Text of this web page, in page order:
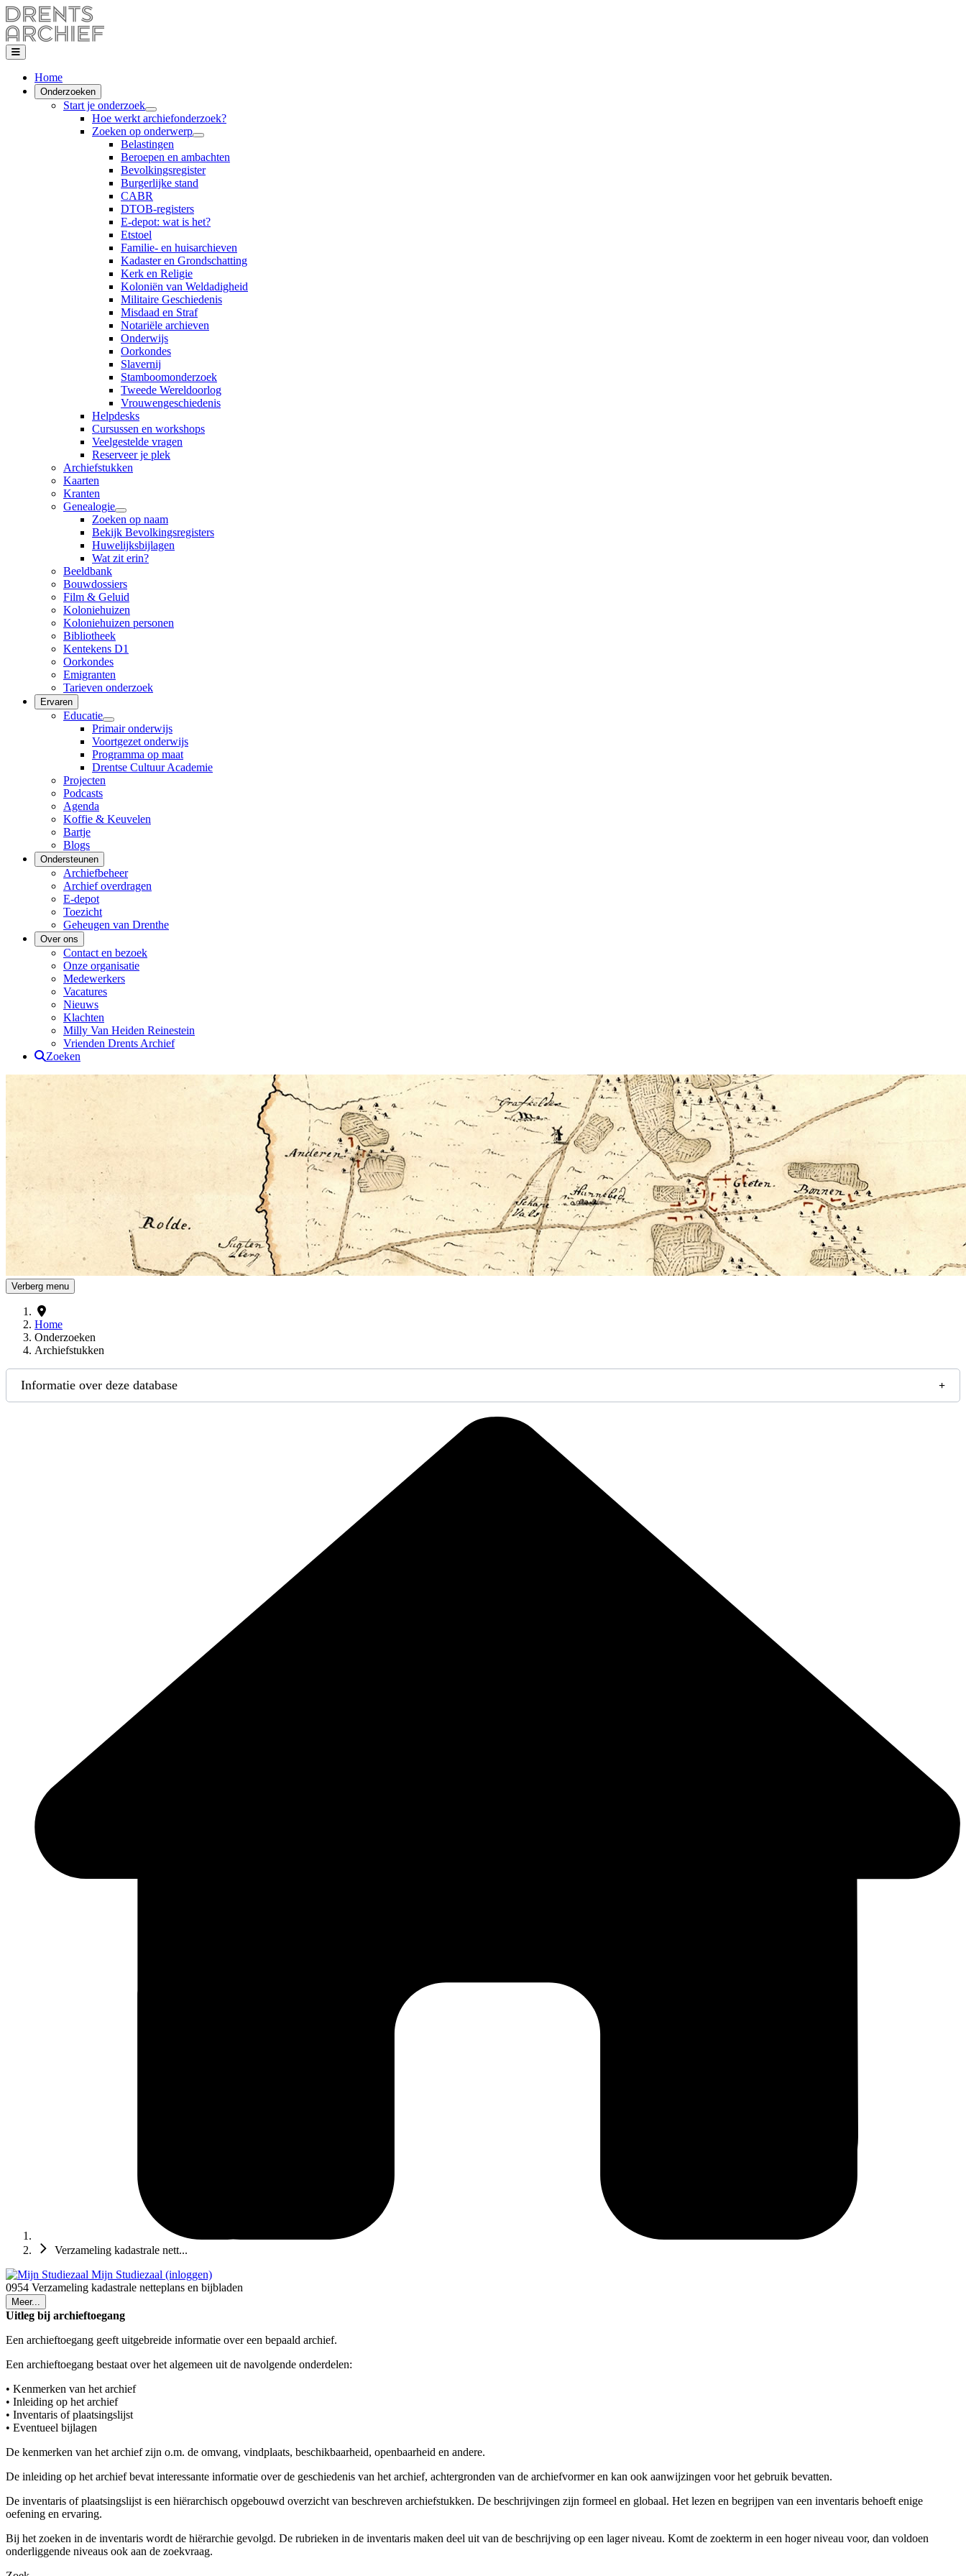
Home
Onderzoeken
Start je onderzoek
Hoe werkt archiefonderzoek?
Zoeken op onderwerp
Belastingen
Beroepen en ambachten
Bevolkingsregister
Burgerlijke stand
CABR
DTOB-registers
E-depot: wat is het?
Etstoel
Familie- en huisarchieven
Kadaster en Grondschatting
Kerk en Religie
Koloniën van Weldadigheid
Militaire Geschiedenis
Misdaad en Straf
Notariële archieven
Onderwijs
Oorkondes
Slavernij
Stamboomonderzoek
Tweede Wereldoorlog
Vrouwengeschiedenis
Helpdesks
Cursussen en workshops
Veelgestelde vragen
Reserveer je plek
Archiefstukken
Kaarten
Kranten
Genealogie
Zoeken op naam
Bekijk Bevolkingsregisters
Huwelijksbijlagen
Wat zit erin?
Beeldbank
Bouwdossiers
Film & Geluid
Koloniehuizen
Koloniehuizen personen
Bibliotheek
Kentekens D1
Oorkondes
Emigranten
Tarieven onderzoek
Ervaren
Educatie
Primair onderwijs
Voortgezet onderwijs
Programma op maat
Drentse Cultuur Academie
Projecten
Podcasts
Agenda
Koffie & Keuvelen
Bartje
Blogs
Ondersteunen
Archiefbeheer
Archief overdragen
E-depot
Toezicht
Geheugen van Drenthe
Over ons
Contact en bezoek
Onze organisatie
Medewerkers
Vacatures
Nieuws
Klachten
Milly Van Heiden Reinestein
Vrienden Drents Archief
Zoeken
Drents Archief
Verberg menu
Home
Onderzoeken
Archiefstukken
Informatie over deze database
Verzameling kadastrale nett...
Mijn Studiezaal (inloggen)
0954 Verzameling kadastrale netteplans en bijbladen
Meer...
Uitleg bij archieftoegang
Een archieftoegang geeft uitgebreide informatie over een bepaald archief.
Een archieftoegang bestaat over het algemeen uit de navolgende onderdelen:
• Kenmerken van het archief
• Inleiding op het archief
• Inventaris of plaatsingslijst
• Eventueel bijlagen
De kenmerken van het archief zijn o.m. de omvang, vindplaats, beschikbaarheid, openbaarheid en andere.
De inleiding op het archief bevat interessante informatie over de geschiedenis van het archief, achtergronden van de archiefvormer en kan ook aanwijzingen voor het gebruik bevatten.
De inventaris of plaatsingslijst is een hiërarchisch opgebouwd overzicht van beschreven archiefstukken. De beschrijvingen zijn formeel en globaal. Het lezen en begrijpen van een inventaris behoeft enige
oefening en ervaring.
Bij het zoeken in de inventaris wordt de hiërarchie gevolgd. De rubrieken in de inventaris maken deel uit van de beschrijving op een lager niveau. Komt de zoekterm in een hoger niveau voor, dan voldoen
onderliggende niveaus ook aan de zoekvraag.